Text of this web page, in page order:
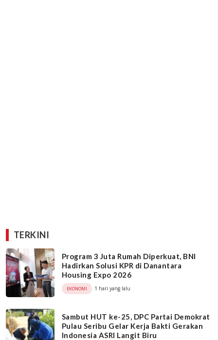
TERKINI
Program 3 Juta Rumah Diperkuat, BNI
Hadirkan Solusi KPR di Danantara
Housing Expo 2026
EKONOMI 1 hari yang lalu
Sambut HUT ke-25, DPC Partai Demokrat
Pulau Seribu Gelar Kerja Bakti Gerakan
Indonesia ASRI Langit Biru